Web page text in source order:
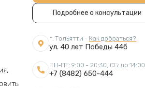
Подробнее о консультации
г. Тольятти - Как добраться?
ул. 40 лет Победы 44б
ПН-ПТ: 9:00 - 20:30, СБ: до 14:00
+7 (8482) 650-444